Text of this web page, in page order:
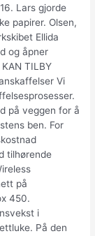
Lars gjorde
papirer. Olsen,
Ellida
og åpner
TILBY
Vi
på veggen for å
ben. For
tilhørende
på
450.
i
På den